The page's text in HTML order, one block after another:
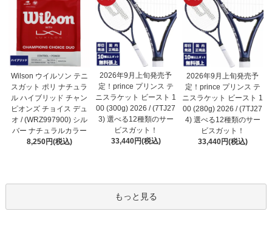
Wilson ウイルソン テニ
スガット ポリ ナチュラ
ル ハイブリッド チャン
ピオンズ チョイス デュ
オ / (WRZ997900) シル
バー ナチュラルカラー
8,250円(税込)
2026年9月上旬発売予
定！prince プリンス テ
ニスラケット ビースト 1
00 (300g) 2026 / (7TJ27
3) 選べる12種類のサー
ビスガット！
33,440円(税込)
2026年9月上旬発売予
定！prince プリンス テ
ニスラケット ビースト 1
00 (280g) 2026 / (7TJ27
4) 選べる12種類のサー
ビスガット！
33,440円(税込)
もっと見る